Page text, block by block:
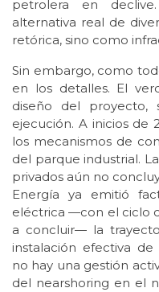
petrolera en
alternativa real de
retórica, sino como
Sin embargo, como
en los detalles. El
diseño del
ejecución. A inicios de
los mecanismos de
del parque industrial.
privados aún no
Energía ya emitió
eléctrica —con el ciclo
a concluir— la
instalación efectiva
no hay una gestión
del nearshoring en el